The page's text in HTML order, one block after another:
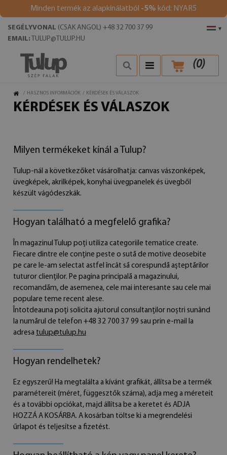
Minden termék az alapkínálatból -5% kód: NYAR5
▾
SEGÉLYVONAL (CSAK ANGOL) +48 32 700 37 99
EMAIL: TULUP@TULUP.HU
(0)
/ HASZNOS INFORMÁCIÓK / KÉRDÉSEK ÉS VÁLASZOK
KÉRDÉSEK ÉS VÁLASZOK
Milyen termékeket kínál a Tulup?
Tulup-nál a következőket vásárolhatja: canvas vászonképek,
üvegképek, akrilképek, konyhai üvegpanelek és üvegből
készült vágódeszkák.
Hogyan található a megfelelő grafika?
În magazinul Tulup poți utiliza categoriile tematice create.
Fiecare dintre ele conține peste o sută de motive deosebite
pe care le-am selectat astfel încât să corespundă așteptărilor
tuturor clienților. Pe pagina principală a magazinului,
recomandăm, de asemenea, cele mai interesante sau cele mai
populare teme recent alese.
Întotdeauna poți solicita ajutorul consultanților noștri sunând
la numărul de telefon +48 32 700 37 99 sau prin e-mail la
adresa tulup@tulup.hu
Hogyan rendelhetek?
Ez egyszerű! Ha megtalálta a kívánt grafikát, állítsa be a termék
paramétereit (méret, függesztők száma), adja meg a méreteit
és a további opciókat, majd állítsa be a keretet és ADJA
HOZZÁ A KOSÁRBA. A kosárban töltse ki a megrendelési
űrlapot és teljesítse a fizetést.